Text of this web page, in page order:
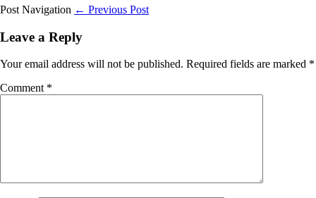
Post Navigation ← Previous Post
Leave a Reply
Your email address will not be published. Required fields are marked *
Comment *